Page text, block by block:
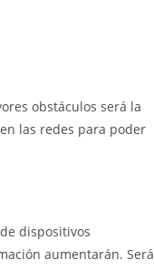
obstáculos será la
las redes para poder
dispositivos
aumentarán. Será